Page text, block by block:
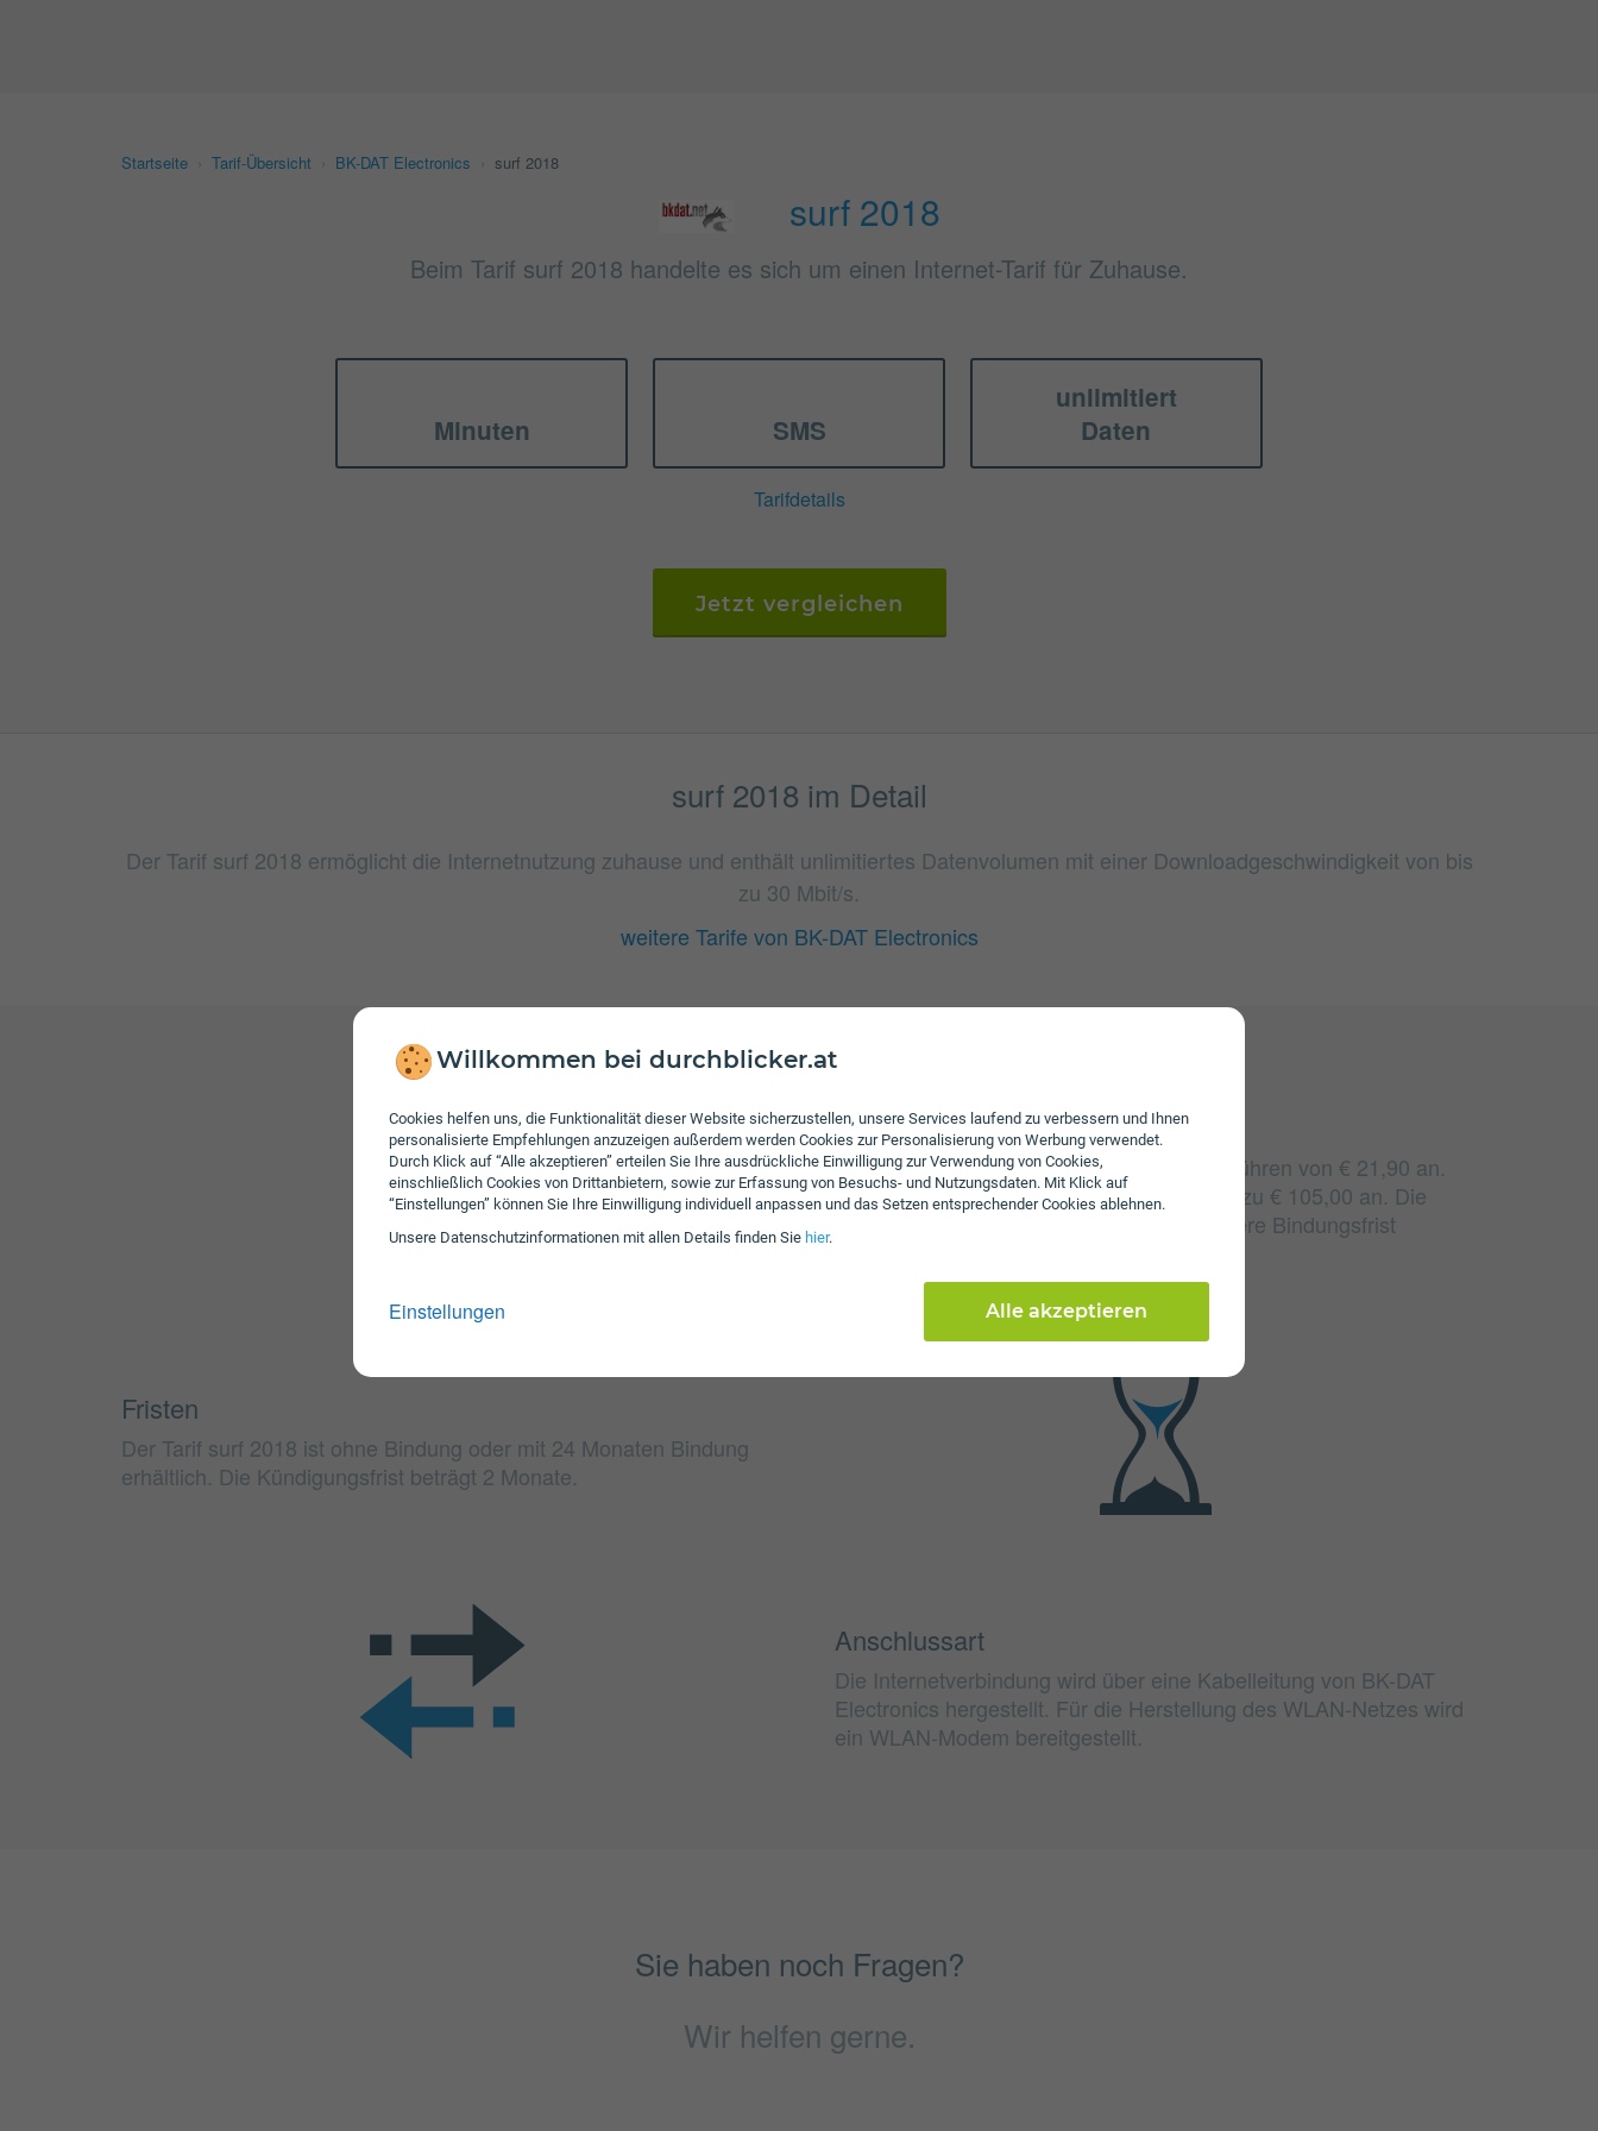
Willkommen bei durchblicker.at
Cookies helfen uns, die Funktionalität dieser Website sicherzustellen, unsere Services laufend zu verbessern und Ihnen
personalisierte Empfehlungen anzuzeigen außerdem werden Cookies zur Personalisierung von Werbung verwendet.
Durch Klick auf “Alle akzeptieren” erteilen Sie Ihre ausdrückliche Einwilligung zur Verwendung von Cookies,
einschließlich Cookies von Drittanbietern, sowie zur Erfassung von Besuchs- und Nutzungsdaten. Mit Klick auf
“Einstellungen” können Sie Ihre Einwilligung individuell anpassen und das Setzen entsprechender Cookies ablehnen.
Unsere Daten­schutz­informationen mit allen Details finden Sie hier.
Einstellungen Alle akzeptieren
Startseite Tarif-Übersicht BK-DAT Electronics surf 2018
surf 2018
Beim Tarif surf 2018 handelte es sich um einen Internet-Tarif für Zuhause.
Minuten SMS
unlimitiert
Daten
Tarifdetails
Jetzt vergleichen
surf 2018 im Detail
Der Tarif surf 2018 ermöglicht die Internetnutzung zuhause und enthält unlimitiertes Datenvolumen mit einer Downloadgeschwindigkeit von bis
zu 30 Mbit/s.
weitere Tarife von BK-DAT Electronics
Gebühren
Beim Tarif surf 2018 fallen monatliche Gebühren von € 21,90 an.
Weiters fallen einmalige Gebühren von bis zu € 105,00 an. Die
Einmalkosten können sich durch eine längere Bindungsfrist
Fristen
Der Tarif surf 2018 ist ohne Bindung oder mit 24 Monaten Bindung
erhältlich. Die Kündigungsfrist beträgt 2 Monate.
Anschlussart
Die Internetverbindung wird über eine Kabelleitung von BK-DAT
Electronics hergestellt. Für die Herstellung des WLAN-Netzes wird
ein WLAN-Modem bereitgestellt.
Sie haben noch Fragen?
Wir helfen gerne.